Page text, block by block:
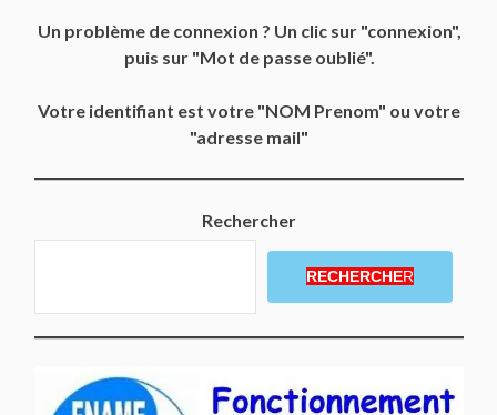
Un problème de connexion ? Un clic sur "connexion",
puis sur "Mot de passe oublié".
Votre identifiant est votre "NOM Prenom" ou votre
"adresse mail"
Rechercher
RECHERCHER